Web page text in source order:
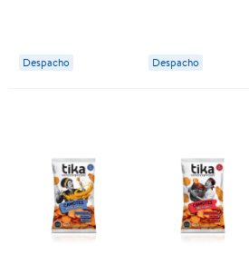
Despacho Despacho